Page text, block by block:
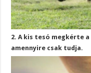
2. A kis tesó megkérte
amennyire csak tudja.